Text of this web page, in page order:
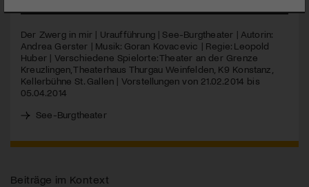
Der Zwerg in mir | Uraufführung | See-Burgtheater | Autorin:
Andrea Gerster | Musik: Goran Kovacevic | Regie: Leopold
Huber | Verschiedene Spielorte: Theater an der Grenze
Kreuzlingen, Theaterhaus Thurgau Weinfelden, K9 Konstanz,
Kellerbühne St. Gallen | Vorstellungen von 21.02.2014 bis
05.04.2014
See-Burgtheater
Beiträge im Kontext